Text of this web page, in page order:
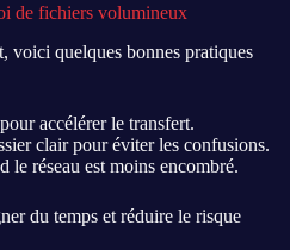
de fichiers volumineux
voici quelques bonnes pratiques
pour accélérer le transfert.
clair pour éviter les confusions.
le réseau est moins encombré.
du temps et réduire le risque